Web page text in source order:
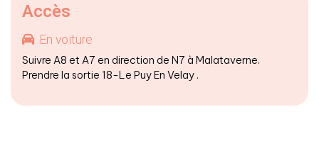
Accès
En voiture
Suivre A8 et A7 en direction de N7 à Malataverne.
Prendre la sortie 18-Le Puy En Velay .